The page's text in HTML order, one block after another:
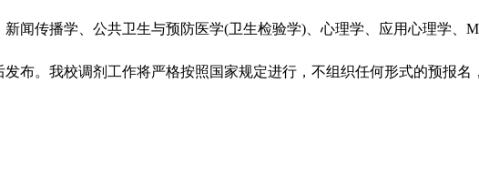
传播学、公共卫生与预防医学(卫生检验学)、心理学、应用心理学、
布。我校调剂工作将严格按照国家规定进行，不组织任何形式的预报